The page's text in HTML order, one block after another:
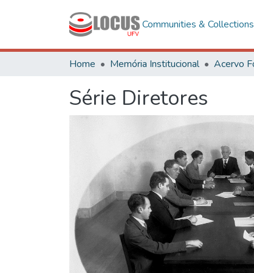
Communities & Collections
Home Memória Institucional
Série Diretores